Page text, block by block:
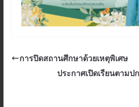
การปิดสถานศึกษาด้วยเหตุพิเศษ
ประกาศเปิดเรียนตาม